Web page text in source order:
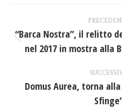
tra
post
“Barca Nostra”, il relitto
nel 2017 in mostra alla
post:
Domus Aurea, torna